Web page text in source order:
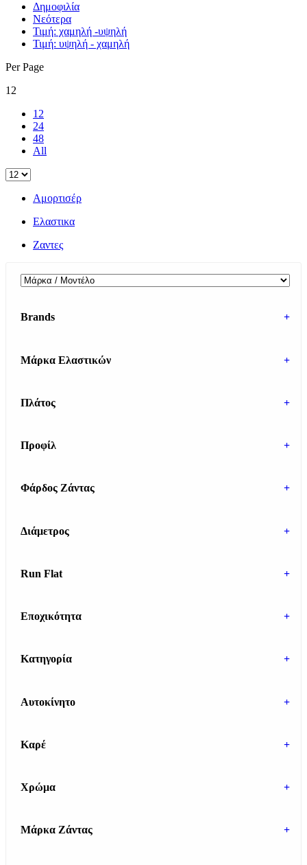
Δημοφιλία
Νεότερα
Τιμή: χαμηλή -υψηλή
Τιμή: υψηλή - χαμηλή
Per Page
12
12
24
48
All
Αμορτισέρ
Ελαστικα
Ζαντες
Brands +
Μάρκα Ελαστικών +
Πλάτος +
Προφίλ +
Φάρδος Ζάντας +
Διάμετρος +
Run Flat +
Εποχικότητα +
Κατηγορία +
Αυτοκίνητο +
Καρέ +
Χρώμα +
Μάρκα Ζάντας +